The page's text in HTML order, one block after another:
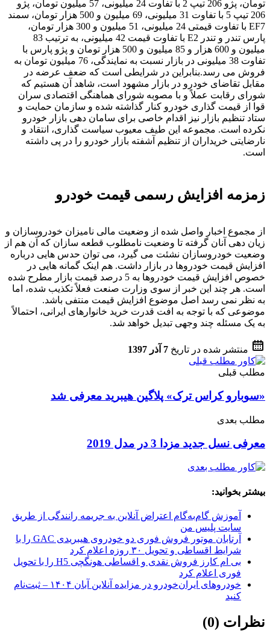
تومان، پژو 206 تیپ 2 با تفاوت 24 میلیونی، 57 میلیون تومان، پژو
206 تیپ 5 با تفاوت 31 میلیونی، 69 میلیون و 500 هزار تومان، سمند
EF7 با تفاوت قیمتی 24 میلیونی، 51 میلیون و 300 هزار تومان،
پارس تندر و تندر E2 با تفاوت قیمت 42 میلیونی، به ترتیب 83
میلیون و 600 هزار و 85 میلیون و 500 هزار تومان و پژو پارس با
تفاوت 38 میلیونی در بازار نسبت به نمایندگی، 76 میلیون تومان به
فروش می رسد.بنابراین در شرایطی است که ضعف عرضه در
مقابل تقاضای خودرو در بازار مشهود است، شاهد آن هستیم که
شورای رقابت عملاً و با مصوبه شورای هماهنگی اقتصادی سران
قوا از قیمت گذاری خودرو کنار گذاشته شده و سازمان حمایت و
ستاد تنظیم بازار نیز اقدام خاصی برای سامان دهی بازار خودرو
نکرده است. مجموعه این طیف معیوب سیاست گذاری، انتقاد و
نارضایتی خریداران از تنظیم آشفته بازار خودرو را در پی داشته
است.
زمزمه افزایش رسمی قیمت خودرو
از مجموع اخبار واصل شده از وضعیت مالی نامیزان خودروسازان و
زیان دهی آنان گرفته تا وضعیت نامطلوب قطعه سازان که آن هم از
وضعیت خودروسازان نشئت می گیرد، می توان حدس هایی درباره
افزایش قیمت خودروها در بازار داشت. هم اینک گمانه هایی در
خصوص افزایش قیمت خودروها به 5 درصد قیمت بازار مطرح شده
است. هر چند این خبر از سوی وزارت صنعت فعلاً تکذیب شده، اما
به نظر نمی رسد اصل موضوع افزایش قیمت منتفی باشد.
موضوعی که با توجه به افت قدرت خرید خانوارهای ایرانی، احتمالاً
به یک مسئله چند وجهی تبدیل خواهد شد.
منتشر شده در تاریخ 7 آذر 1397
مطلب قبلی
«سوبارو کراس ترک» پلاگین هیبرید معرفی شد
مطلب بعدی
معرفی نسل جدید مزدا 3 در مدل 2019
بیشتر بخوانید:
آموزش گام‌به‌گام اعتراض آنلاین به جریمه رانندگی از طریق
سایت پلیس من
آرتابان موتور فروش فوری دو خودروی هیبریدی GAC را با
شرایط اقساطی و تحویل ۳۰ روزه اعلام کرد
بی ام کارز فروش نقدی و اقساطی هونگچی H5 را با تحویل
فوری اعلام کرد
خودروهای ایران‌خودرو در مزایده آنلاین آبان ۱۴۰۴ – ثبت‌نام
کنید
نظرات (0)